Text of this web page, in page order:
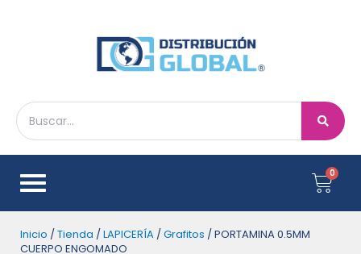
Inicio /Tienda /LAPICERÍA /Grafitos / PORTAMINA 0.5MM
CUERPO ENGOMADO